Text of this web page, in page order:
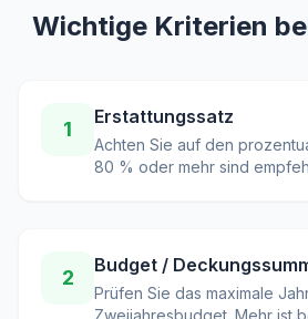
Wichtige Kriterien
1
Erstattungssatz
Achten Sie auf den
80 % oder mehr sind
2
Budget /
Prüfen Sie das maximale
Zweijahresbudget. Mehr ist